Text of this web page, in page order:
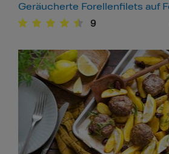
Geräucherte Forellenfilets auf
9